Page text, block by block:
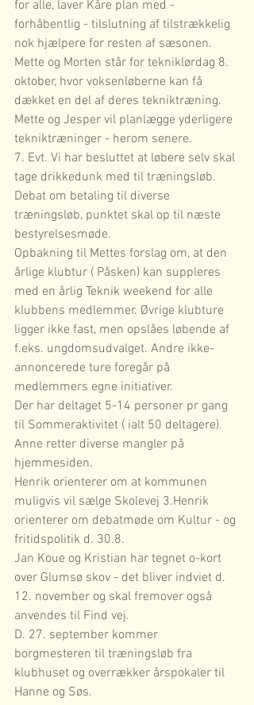
for alle, laver Kåre plan med -
forhåbentlig - tilslutning af tilstrækkelig
nok hjælpere for resten af sæsonen.
Mette og Morten står for tekniklørdag 8.
oktober, hvor voksenløberne kan få
dækket en del af deres tekniktræning.
Mette og Jesper vil planlægge yderligere
tekniktræninger - herom senere.
7. Evt. Vi har besluttet at løbere selv skal
tage drikkedunk med til træningsløb.
Debat om betaling til diverse
træningsløb, punktet skal op til næste
bestyrelsesmøde.
Opbakning til Mettes forslag om, at den
årlige klubtur ( Påsken) kan suppleres
med en årlig Teknik weekend for alle
klubbens medlemmer. Øvrige klubture
ligger ikke fast, men opslåes løbende af
f.eks. ungdomsudvalget. Andre ikke-
annoncerede ture foregår på
medlemmers egne initiativer.
Der har deltaget 5-14 personer pr gang
til Sommeraktivitet ( ialt 50 deltagere).
Anne retter diverse mangler på
hjemmesiden.
Henrik orienterer om at kommunen
muligvis vil sælge Skolevej 3.Henrik
orienterer om debatmøde om Kultur - og
fritidspolitik d. 30.8.
Jan Koue og Kristian har tegnet o-kort
over Glumsø skov - det bliver indviet d.
12. november og skal fremover også
anvendes til Find vej.
D. 27. september kommer
borgmesteren til træningsløb fra
klubhuset og overrækker årspokaler til
Hanne og Søs.